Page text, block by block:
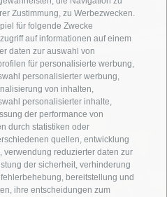
Zustimmung, zu Werbezwecken.
für folgende Zwecke
auf informationen auf einem
daten zur auswahl von
für personalisierte werbung,
personalisierter werbung,
von inhalten,
personalisierter inhalte,
der performance von
durch statistiken oder
quellen, entwicklung
reduzierter daten zur
der sicherheit, verhinderung
bereitstellung und
ihre entscheidungen zum
Preis pro
Nacht und für
2 Personen